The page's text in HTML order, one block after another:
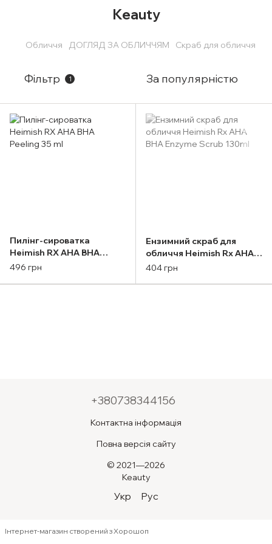
Keauty
Обличчя ДОГЛЯД ЗА ОБЛИЧЧЯМ Скраб для обличчя
Фільтр 1 За популярністю
Пилінг-сироватка
Heimish RX AHA BHA
Peeling 35 ml
496 грн
Ензимний скраб для
обличчя Heimish Rx AHA
BHA Enzyme Scrub 130ml
404 грн
+380738344156
Контактна інформація
Повна версія сайту
© 2021—2026
Keauty
Укр Рус
Інтернет-магазин створений з Хорошоп